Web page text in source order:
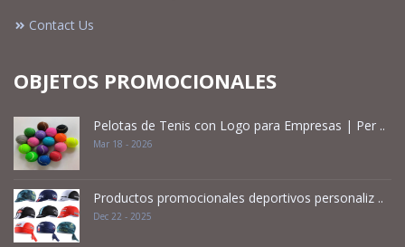
Contact Us
OBJETOS PROMOCIONALES
Pelotas de Tenis con Logo para Empresas | Per ..
Mar 18 - 2026
Productos promocionales deportivos personaliz ..
Dec 22 - 2025